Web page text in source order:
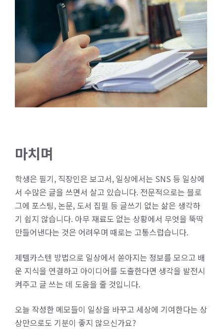
마치며
학생은 필기, 직장인은 보고서, 일상에서는 SNS 등 일상에
서 수많은 글을 쓰면서 살고 있습니다. 전문적으로는 블로
그에 포스팅, 논문, 도서 집필 등 글쓰기 없는 삶은 생각하
기 쉽지 않습니다. 아무 재료도 없는 상황에서 무엇을 뚝딱
만들어낸다는 것은 어려우며 때로는 고통스럽습니다.
제텔카스텐 방법으로 일상에서 쏟아지는 정보를 모으고 배
운 지식을 연결하고 아이디어를 도출한다면 생각을 발전시
켜주고 글 쓰는 데 도움을 줄 것입니다.
오늘 작성한 메모들이 일상을 바꾸고 세상에 기여한다는 상
상만으로도 기분이 좋지 않으신가요?